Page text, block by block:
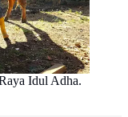
Idul Adha.